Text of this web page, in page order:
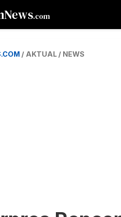
.com
/ AKTUAL / NEWS